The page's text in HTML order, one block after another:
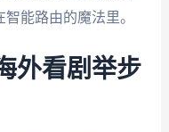
能路由的魔法里。
外看剧举步